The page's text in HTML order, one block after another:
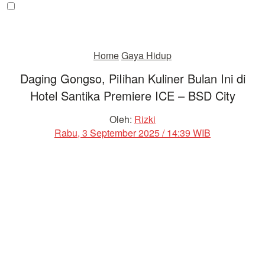
HomeGaya Hidup
Daging Gongso, PiIihan Kuliner Bulan Ini di
Hotel Santika Premiere ICE – BSD City
Oleh: Rizki
Rabu, 3 September 2025 / 14:39 WIB